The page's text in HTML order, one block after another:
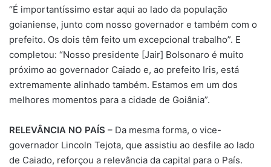
“É importantíssimo estar aqui ao lado da população
goianiense, junto com nosso governador e também com o
prefeito. Os dois têm feito um excepcional trabalho”. E
completou: “Nosso presidente [Jair] Bolsonaro é muito
próximo ao governador Caiado e, ao prefeito Iris, está
extremamente alinhado também. Estamos em um dos
melhores momentos para a cidade de Goiânia”.
RELEVÂNCIA NO PAÍS – Da mesma forma, o vice-
governador Lincoln Tejota, que assistiu ao desfile ao lado
de Caiado, reforçou a relevância da capital para o País.